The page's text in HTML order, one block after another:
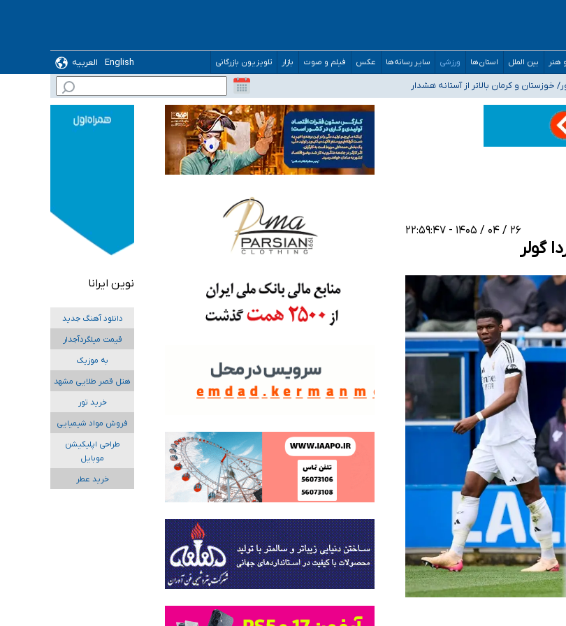
هنر بین الملل استان‌ها ورزشی سایر رسانه‌ها عکس فیلم و صوت بازار تلویزیون بازرگانی English
العربیه
تخصصی جغرافیای نظامی دافوس آجا
و کرمان بالاتر از آستانه هشدار
ورود کند
محصلان باقی‌مانده در دبی متناسب با شرایط جدید تصمیم‌گیری می‌شود
۲۶ / ۰۴ / ۱۴۰۵ - ۲۲:۵۹:۴۷
گولر
نوین ایرانا
دانلود آهنگ جدید
قیمت میلگردآجدار
به موزیک
هتل قصر طلایی مشهد
خرید تور
فروش مواد شیمیایی
طراحی اپلیکیشن
موبایل
خرید عطر